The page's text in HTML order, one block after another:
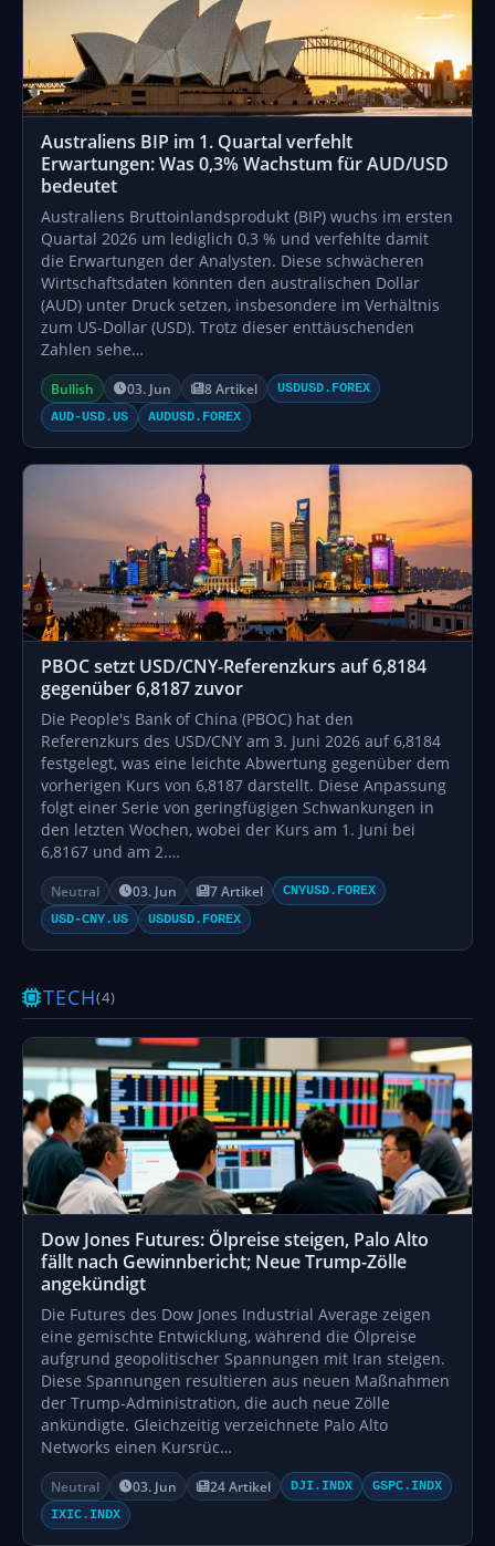
Australiens BIP im 1. Quartal verfehlt
Erwartungen: Was 0,3% Wachstum für AUD/USD
bedeutet
Australiens Bruttoinlandsprodukt (BIP) wuchs im ersten
Quartal 2026 um lediglich 0,3 % und verfehlte damit
die Erwartungen der Analysten. Diese schwächeren
Wirtschaftsdaten könnten den australischen Dollar
(AUD) unter Druck setzen, insbesondere im Verhältnis
zum US-Dollar (USD). Trotz dieser enttäuschenden
Zahlen sehe…
Bullish 03. Jun 8 Artikel
USDUSD.FOREX
AUD-USD.US
AUDUSD.FOREX
PBOC setzt USD/CNY-Referenzkurs auf 6,8184
gegenüber 6,8187 zuvor
Die People's Bank of China (PBOC) hat den
Referenzkurs des USD/CNY am 3. Juni 2026 auf 6,8184
festgelegt, was eine leichte Abwertung gegenüber dem
vorherigen Kurs von 6,8187 darstellt. Diese Anpassung
folgt einer Serie von geringfügigen Schwankungen in
den letzten Wochen, wobei der Kurs am 1. Juni bei
6,8167 und am 2.…
Neutral 03. Jun 7 Artikel
CNYUSD.FOREX
USD-CNY.US
USDUSD.FOREX
TECH(4)
Dow Jones Futures: Ölpreise steigen, Palo Alto
fällt nach Gewinnbericht; Neue Trump-Zölle
angekündigt
Die Futures des Dow Jones Industrial Average zeigen
eine gemischte Entwicklung, während die Ölpreise
aufgrund geopolitischer Spannungen mit Iran steigen.
Diese Spannungen resultieren aus neuen Maßnahmen
der Trump-Administration, die auch neue Zölle
ankündigte. Gleichzeitig verzeichnete Palo Alto
Networks einen Kursrüc…
Neutral 03. Jun 24 Artikel DJI.INDX
GSPC.INDX
IXIC.INDX